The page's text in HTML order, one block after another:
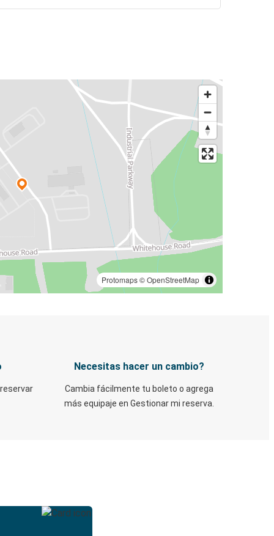
Protomaps©OpenStreetMap
Necesitas hacer un cambio?
Cambia fácilmente tu boleto o agrega
más equipaje en Gestionar mi reserva.